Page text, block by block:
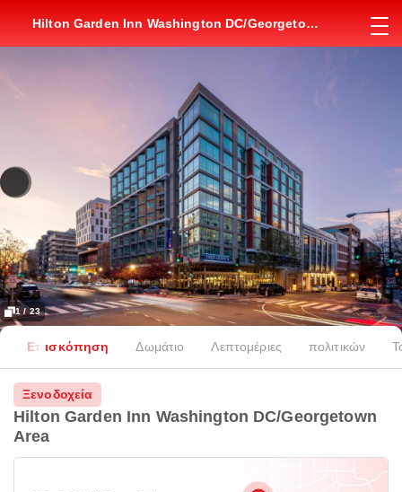
Hilton Garden Inn Washington DC/Georgetown
1 / 23
Επισκόπηση Δωμάτιο Λεπτομέριες πολιτικών
Ξενοδοχεία
Hilton Garden Inn Washington DC/Georgetown
Area